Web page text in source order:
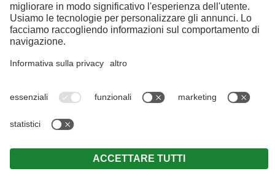
Note legali
.Direttiva privacy
Impostazioni cookie